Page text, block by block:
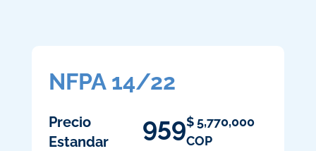
NFPA 14/22
Precio
Estandar
959$ 5,770,000
COP